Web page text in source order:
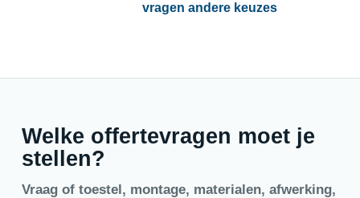
vragen andere keuzes
Welke offertevragen moet je
stellen?
Vraag of toestel, montage, materialen, afwerking,